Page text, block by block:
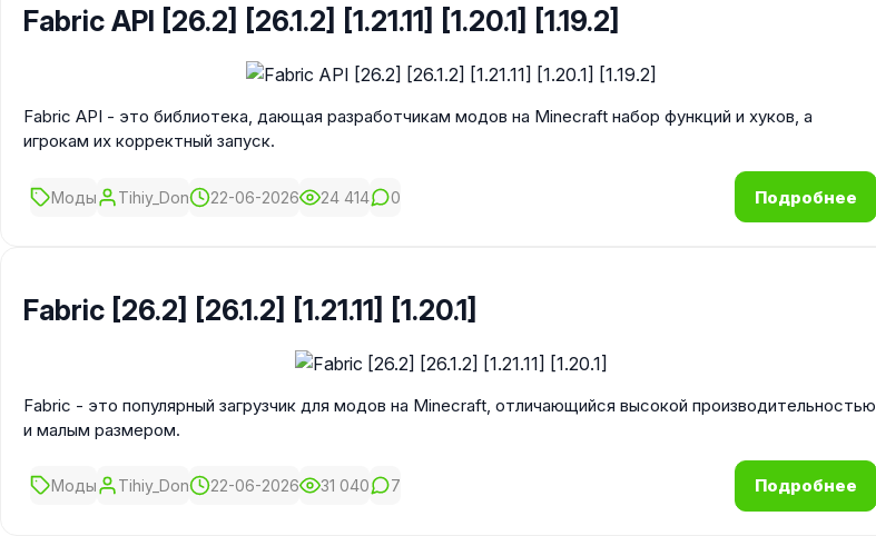
Fabric API [26.2] [26.1.2] [1.21.11] [1.20.1] [1.19.2]
Fabric API - это библиотека, дающая разработчикам модов на Minecraft набор функций и хуков, а
игрокам их корректный запуск.
Моды Tihiy_Don 22-06-2026 24 414 0 Подробнее
Fabric [26.2] [26.1.2] [1.21.11] [1.20.1]
Fabric - это популярный загрузчик для модов на Minecraft, отличающийся высокой производительностью
и малым размером.
Моды Tihiy_Don 22-06-2026 31 040 7 Подробнее